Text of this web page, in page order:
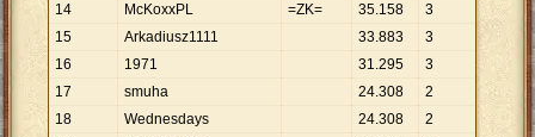
14
McKoxxPL =ZK= 35.158
3
15
Arkadiusz1111 33.883
3
16
1971 31.295
3
17
smuha 24.308
2
18
Wednesdays 24.308
2